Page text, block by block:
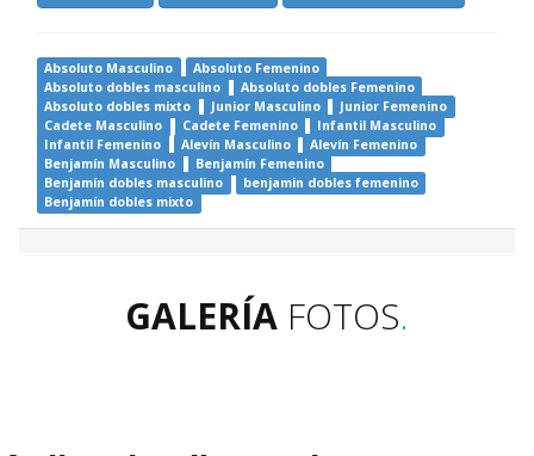
Absoluto Masculino
Absoluto Femenino
Absoluto dobles masculino
Absoluto dobles Femenino
Absoluto dobles mixto
Junior Masculino
Junior Femenino
Cadete Masculino
Cadete Femenino
Infantil Masculino
Infantil Femenino
Alevín Masculino
Alevín Femenino
Benjamín Masculino
Benjamín Femenino
Benjamín dobles masculino
benjamin dobles femenino
Benjamín dobles mixto
GALERÍA FOTOS.